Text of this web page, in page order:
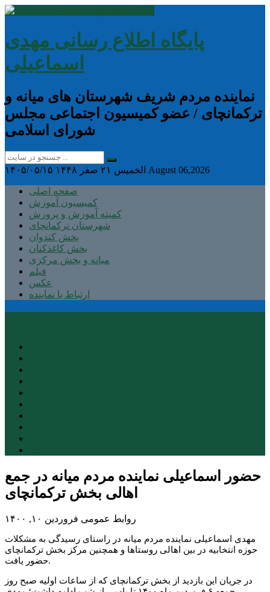
پایگاه اطلاع رسانی مهدی
اسماعیلی
نماینده مردم شریف شهرستان های میانه و
ترکمانچای / عضو کمیسیون اجتماعی مجلس
شورای اسلامی
۱۴۰۵/۰۵/۱۵ الخميس ۲۱ صفر ۱۴۴۸ August 06,2026
صفحه اصلی
کمیسیون آموزش
کمیته آموزش و پرورش
شهرستان ترکمانچای
بخش کندوان
بخش کاغذکنان
میانه و بخش مرکزی
فیلم
عکس
ارتباط با نماینده
حضور اسماعیلی نماینده مردم میانه در جمع
اهالی بخش ترکمانچای
روابط عمومی فروردین ۱۰, ۱۴۰۰
مهدی اسماعیلی نماینده مردم میانه در راستای رسیدگی به مشکلات
حوزه انتخابیه در بین اهالی روستاها و همچنین مرکز بخش ترکمانچای
حضور یافت.
در جریان این بازدید از بخش ترکمانچای که از ساعات اولیه صبح روز